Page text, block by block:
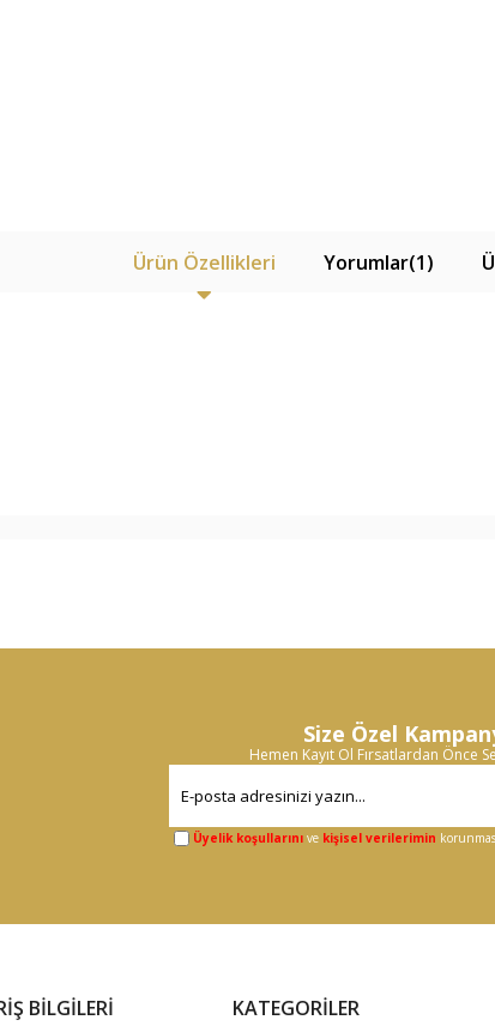
Ürün Özellikleri Yorumlar(1)
Size Özel
Hemen Kayıt Ol Fırsatlardan Önce
Üyelik koşullarınıve kişisel verilerimin
BİLGİLERİ KATEGORİLER